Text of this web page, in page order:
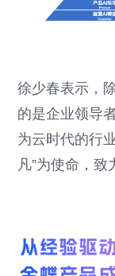
徐少春表示，
的是企业领导
为云时代的行
凡”为使命，致